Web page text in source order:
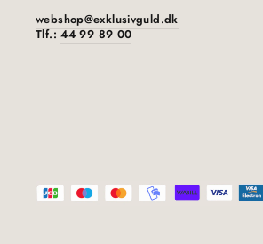
webshop@exklusivguld.dk
Tlf.:44 99 89 00